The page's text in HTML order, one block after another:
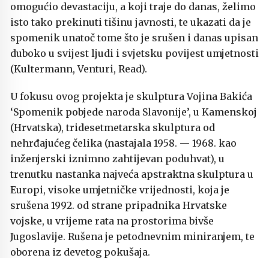
omogućio devastaciju, a koji traje do danas, želimo
isto tako prekinuti tišinu javnosti, te ukazati da je
spomenik unatoč tome što je srušen i danas upisan
duboko u svijest ljudi i svjetsku povijest umjetnosti
(Kultermann, Venturi, Read).
U fokusu ovog projekta je skulptura Vojina Bakića
‘Spomenik pobjede naroda Slavonije’, u Kamenskoj
(Hrvatska), tridesetmetarska skulptura od
nehrđajućeg čelika (nastajala 1958. — 1968. kao
inženjerski iznimno zahtijevan poduhvat), u
trenutku nastanka najveća apstraktna skulptura u
Europi, visoke umjetničke vrijednosti, koja je
srušena 1992. od strane pripadnika Hrvatske
vojske, u vrijeme rata na prostorima bivše
Jugoslavije. Rušena je petodnevnim miniranjem, te
oborena iz devetog pokušaja.